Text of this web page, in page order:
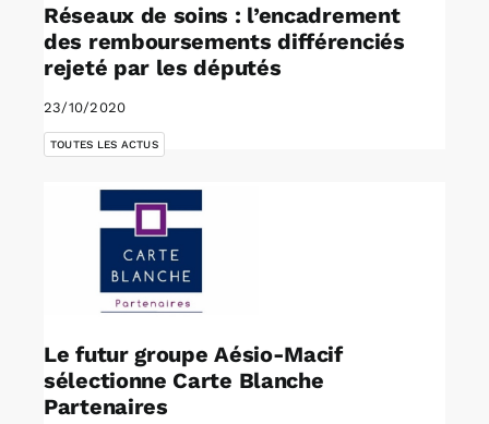
Réseaux de soins : l’encadrement
des remboursements différenciés
rejeté par les députés
23/10/2020
TOUTES LES ACTUS
Le futur groupe Aésio-Macif
sélectionne Carte Blanche
Partenaires